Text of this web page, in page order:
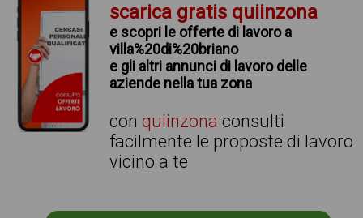
scarica gratis quiinzona
e scopri le offerte di lavoro a
villa%20di%20briano
e gli altri annunci di lavoro delle
aziende nella tua zona
conquiinzona consulti
facilmente le proposte di lavoro
vicino a te